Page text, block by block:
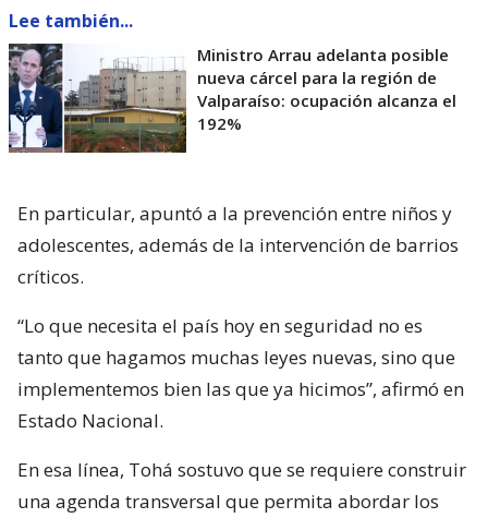
Lee también...
Ministro Arrau adelanta posible
nueva cárcel para la región de
Valparaíso: ocupación alcanza el
192%
En particular, apuntó a la prevención entre niños y
adolescentes, además de la intervención de barrios
críticos.
“Lo que necesita el país hoy en seguridad no es
tanto que hagamos muchas leyes nuevas, sino que
implementemos bien las que ya hicimos”, afirmó en
Estado Nacional.
En esa línea, Tohá sostuvo que se requiere construir
una agenda transversal que permita abordar los